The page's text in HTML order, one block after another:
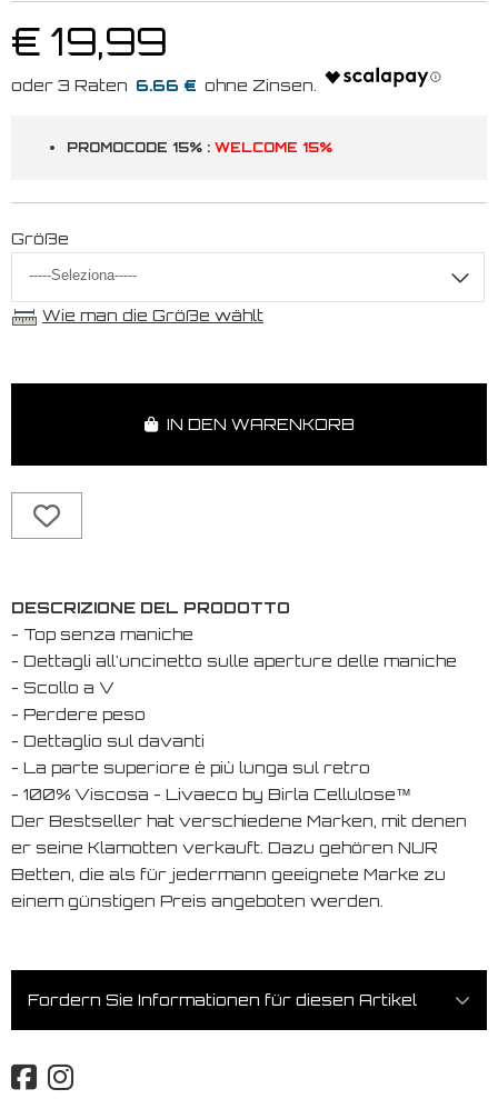
€ 19,99
6.66 €
PROMOCODE 15% : WELCOME 15%
Größe
Wie man die Größe wählt
IN DEN WARENKORB
DESCRIZIONE DEL PRODOTTO
- Top senza maniche
- Dettagli all'uncinetto sulle aperture delle maniche
- Scollo a V
- Perdere peso
- Dettaglio sul davanti
- La parte superiore è più lunga sul retro
- 100% Viscosa - Livaeco by Birla Cellulose™
Der Bestseller hat verschiedene Marken, mit denen
er seine Klamotten verkauft. Dazu gehören NUR
Betten, die als für jedermann geeignete Marke zu
einem günstigen Preis angeboten werden.
Fordern Sie Informationen für diesen Artikel